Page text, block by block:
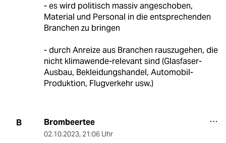
- es wird politisch massiv angeschoben,
Material und Personal in die entsprechenden
Branchen zu bringen
- durch Anreize aus Branchen rauszugehen, die
nicht klimawende-relevant sind (Glasfaser-
Ausbau, Bekleidungshandel, Automobil-
Produktion, Flugverkehr usw.)
B Brombeertee
02.10.2023, 21:06 Uhr